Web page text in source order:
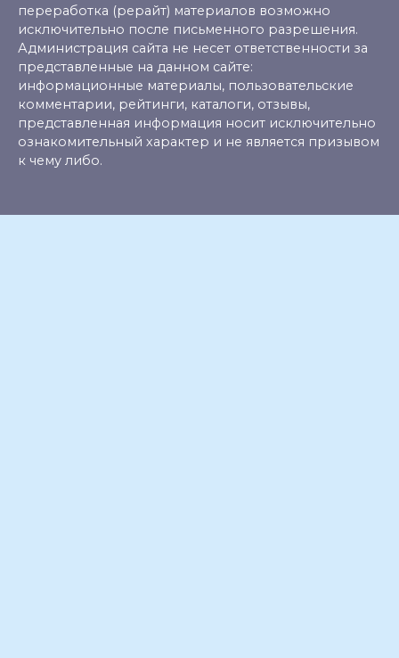
переработка (рерайт) материалов возможно
исключительно после письменного разрешения.
Администрация сайта не несет ответственности за
представленные на данном сайте:
информационные материалы, пользовательские
комментарии, рейтинги, каталоги, отзывы,
представленная информация носит исключительно
ознакомительный характер и не является призывом
к чему либо.